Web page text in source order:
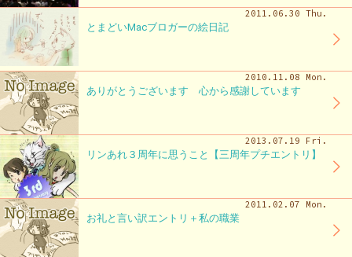
2011.06.30 Thu.
とまどいMacブロガーの絵日記
2010.11.08 Mon.
ありがとうございます 心から感謝しています
2013.07.19 Fri.
リンあれ３周年に思うこと【三周年プチエントリ】
2011.02.07 Mon.
お礼と言い訳エントリ＋私の職業